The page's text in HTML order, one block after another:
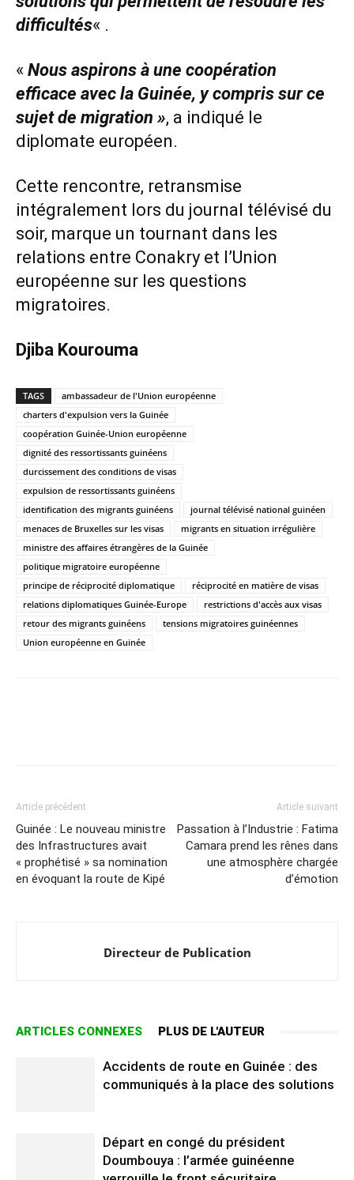
difficultés« .
« Nous aspirons à une coopération
efficace avec la Guinée, y compris sur ce
sujet de migration », a indiqué le
diplomate européen.
Cette rencontre, retransmise
intégralement lors du journal télévisé du
soir, marque un tournant dans les
relations entre Conakry et l’Union
européenne sur les questions
migratoires.
Djiba Kourouma
TAGS
ambassadeur de l'Union européenne
charters d'expulsion vers la Guinée
coopération Guinée-Union européenne
dignité des ressortissants guinéens
durcissement des conditions de visas
expulsion de ressortissants guinéens
identification des migrants guinéens
journal télévisé national guinéen
menaces de Bruxelles sur les visas
migrants en situation irrégulière
ministre des affaires étrangères de la Guinée
politique migratoire européenne
principe de réciprocité diplomatique
réciprocité en matière de visas
relations diplomatiques Guinée-Europe
restrictions d'accès aux visas
retour des migrants guinéens
tensions migratoires guinéennes
Union européenne en Guinée
Article précédent
Guinée : Le nouveau ministre
des Infrastructures avait
« prophétisé » sa nomination
en évoquant la route de Kipé
Article suivant
Passation à l’Industrie : Fatima
Camara prend les rênes dans
une atmosphère chargée
d’émotion
Directeur de Publication
ARTICLES CONNEXES PLUS DE L'AUTEUR
Accidents de route en Guinée : des
communiqués à la place des solutions
Départ en congé du président
Doumbouya : l’armée guinéenne